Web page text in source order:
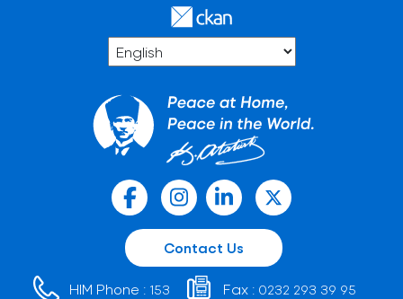
Contact Us
HIM Phone : 153 Fax : 0232 293 39 95